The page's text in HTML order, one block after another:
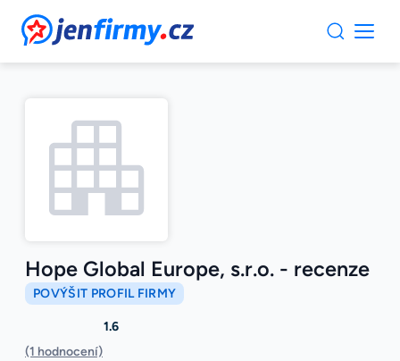
JenFirmy.cz
Hope Global Europe, s.r.o. - recenze
POVÝŠIT PROFIL FIRMY
1.6
(1 hodnocení)